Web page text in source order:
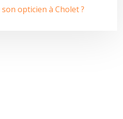
opticien à Cholet ?